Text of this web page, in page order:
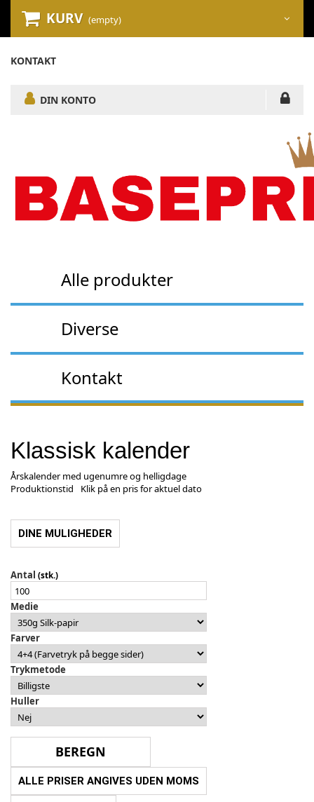
KURV (empty)
KONTAKT
DIN KONTO
Alle produkter
Diverse
Kontakt
Klassisk kalender
Årskalender med ugenumre og helligdage
Produktionstid
Klik på en pris for aktuel dato
DINE MULIGHEDER
Antal (stk.)
Medie
Farver
Trykmetode
Huller
ALLE PRISER ANGIVES UDEN MOMS